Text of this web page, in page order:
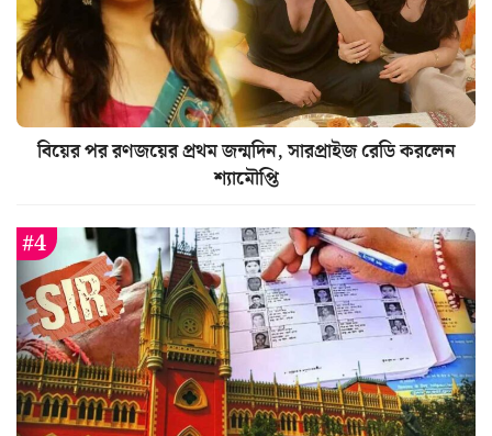
বিয়ের পর রণজয়ের প্রথম জন্মদিন, সারপ্রাইজ রেডি করলেন
শ্যামৌপ্তি